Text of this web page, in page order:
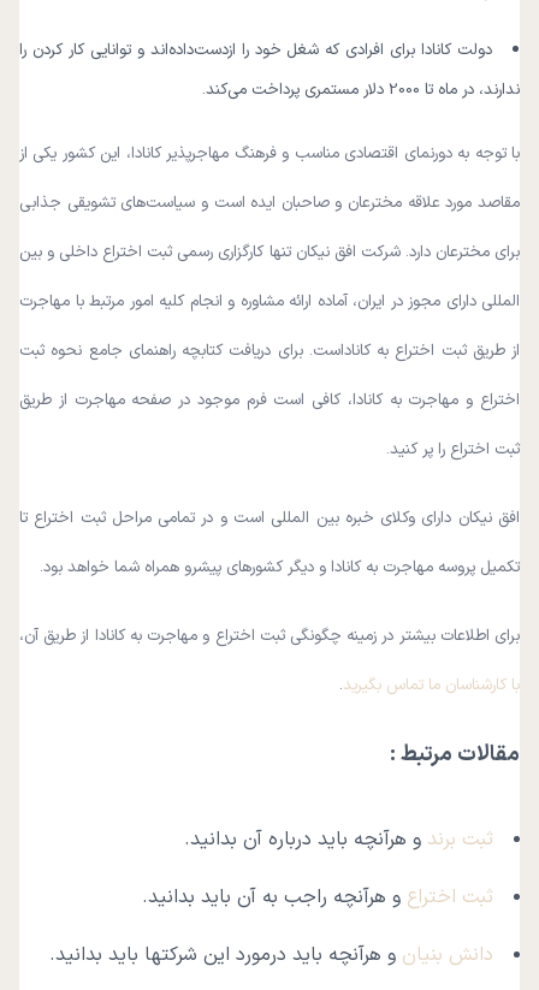
دولت کانادا برای افرادی که شغل خود را ازدست‌داده‌اند و توانایی کار کردن را
ندارند، در ماه تا 2000 دلار مستمری پرداخت می‌کند.
با توجه به دورنمای اقتصادی مناسب و فرهنگ مهاجرپذیر کانادا، این کشور یکی از
مقاصد مورد علاقه مخترعان و صاحبان ایده است و سیاست‌های تشویقی جذابی
برای مخترعان دارد. شرکت افق نیکان تنها کارگزاری رسمی ثبت اختراع داخلی و بین
المللی دارای مجوز در ایران، آماده ارائه مشاوره و انجام کلیه امور مرتبط با مهاجرت
از طریق ثبت اختراع به کاناداست. برای دریافت کتابچه راهنمای جامع نحوه ثبت
اختراع و مهاجرت به کانادا، کافی است فرم موجود در صفحه مهاجرت از طریق
ثبت اختراع را پر کنید.
افق نیکان دارای وکلای خبره بین المللی است و در تمامی مراحل ثبت اختراع تا
تکمیل پروسه مهاجرت به کانادا و دیگر کشورهای پیشرو همراه شما خواهد بود.
برای اطلاعات بیشتر در زمینه چگونگی ثبت اختراع و مهاجرت به کانادا از طریق آن،
با کارشناسان ما تماس بگیرید.
مقالات مرتبط :
ثبت برند و هرآنچه باید درباره آن بدانید.
ثبت اختراع و هرآنچه راجب به آن باید بدانید.
دانش بنیان و هرآنچه باید درمورد این شرکتها باید بدانید.